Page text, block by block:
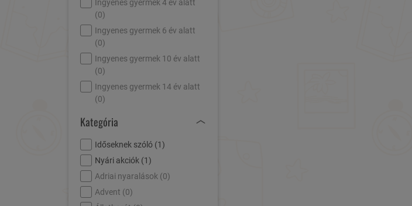
Ingyenes gyermek 4 év alatt
(0)
Ingyenes gyermek 6 év alatt
(0)
Ingyenes gyermek 10 év alatt
(0)
Ingyenes gyermek 14 év alatt
(0)
Kategória
Időseknek szóló (1)
Nyári akciók (1)
Adriai nyaralások (0)
Advent (0)